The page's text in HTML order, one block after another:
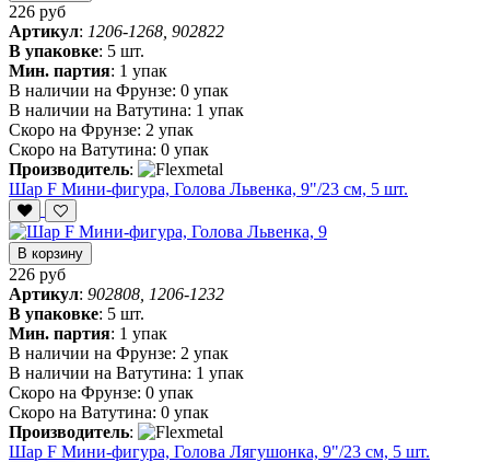
226 руб
Артикул: 1206-1268, 902822
В упаковке: 5 шт.
Мин. партия: 1 упак
В наличии на Фрунзе: 0 упак
В наличии на Ватутина: 1 упак
Скоро на Фрунзе: 2 упак
Скоро на Ватутина: 0 упак
Производитель:
Шар F Мини-фигура, Голова Львенка, 9"/23 см, 5 шт.
В корзину
226 руб
Артикул: 902808, 1206-1232
В упаковке: 5 шт.
Мин. партия: 1 упак
В наличии на Фрунзе: 2 упак
В наличии на Ватутина: 1 упак
Скоро на Фрунзе: 0 упак
Скоро на Ватутина: 0 упак
Производитель:
Шар F Мини-фигура, Голова Лягушонка, 9"/23 см, 5 шт.